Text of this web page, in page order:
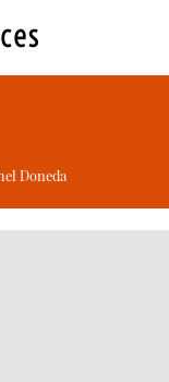
Doneda